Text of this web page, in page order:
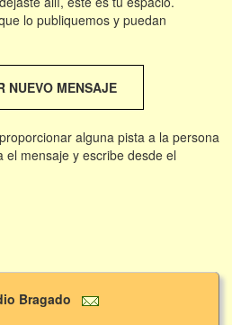
lo publiquemos y puedan
NUEVO MENSAJE
alguna pista a la persona
mensaje y escribe desde el
Bragado